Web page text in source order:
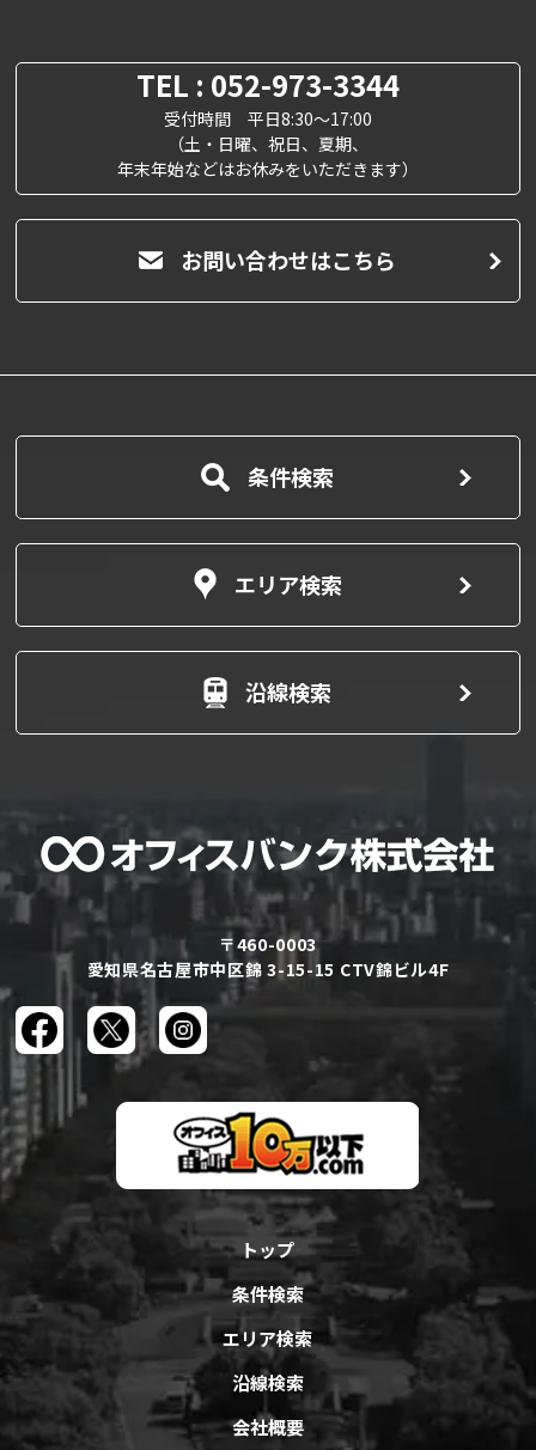
TEL : 052-973-3344
受付時間 平日8:30～17:00
（土・日曜、祝日、夏期、
年末年始などはお休みをいただきます）
お問い合わせはこちら
条件検索
エリア検索
沿線検索
〒460-0003
愛知県名古屋市中区錦 3-15-15 CTV錦ビル4F
トップ
条件検索
エリア検索
沿線検索
会社概要